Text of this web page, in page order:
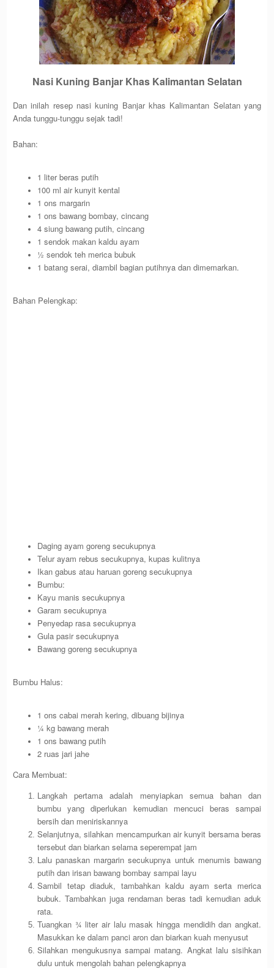
Nasi Kuning Banjar Khas Kalimantan Selatan
Dan inilah resep nasi kuning Banjar khas Kalimantan Selatan yang
Anda tunggu-tunggu sejak tadi!
Bahan:
1 liter beras putih
100 ml air kunyit kental
1 ons margarin
1 ons bawang bombay, cincang
4 siung bawang putih, cincang
1 sendok makan kaldu ayam
½ sendok teh merica bubuk
1 batang serai, diambil bagian putihnya dan dimemarkan.
Bahan Pelengkap:
Daging ayam goreng secukupnya
Telur ayam rebus secukupnya, kupas kulitnya
Ikan gabus atau haruan goreng secukupnya
Bumbu:
Kayu manis secukupnya
Garam secukupnya
Penyedap rasa secukupnya
Gula pasir secukupnya
Bawang goreng secukupnya
Bumbu Halus:
1 ons cabai merah kering, dibuang bijinya
¼ kg bawang merah
1 ons bawang putih
2 ruas jari jahe
Cara Membuat:
Langkah pertama adalah menyiapkan semua bahan dan
bumbu yang diperlukan kemudian mencuci beras sampai
bersih dan meniriskannya
Selanjutnya, silahkan mencampurkan air kunyit bersama beras
tersebut dan biarkan selama seperempat jam
Lalu panaskan margarin secukupnya untuk menumis bawang
putih dan irisan bawang bombay sampai layu
Sambil tetap diaduk, tambahkan kaldu ayam serta merica
bubuk. Tambahkan juga rendaman beras tadi kemudian aduk
rata.
Tuangkan ¾ liter air lalu masak hingga mendidih dan angkat.
Masukkan ke dalam panci aron dan biarkan kuah menyusut
Silahkan mengukusnya sampai matang. Angkat lalu sisihkan
dulu untuk mengolah bahan pelengkapnya